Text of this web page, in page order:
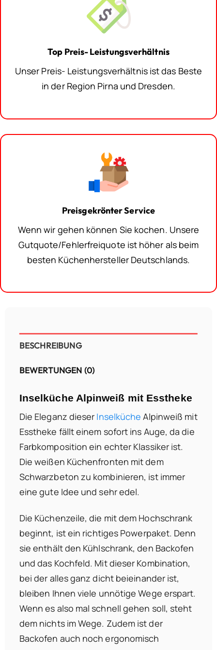
Top Preis- Leistungsverhältnis
Unser Preis- Leistungsverhältnis ist das Beste
in der Region Pirna und Dresden.
Preisgekrönter Service
Wenn wir gehen können Sie kochen. Unsere
Gutquote/Fehlerfreiquote ist höher als beim
besten Küchenhersteller Deutschlands.
BESCHREIBUNG
BEWERTUNGEN (0)
Inselküche Alpinweiß mit Esstheke
Die Eleganz dieser Inselküche Alpinweiß mit
Esstheke fällt einem sofort ins Auge, da die
Farbkomposition ein echter Klassiker ist.
Die weißen Küchenfronten mit dem
Schwarzbeton zu kombinieren, ist immer
eine gute Idee und sehr edel.
Die Küchenzeile, die mit dem Hochschrank
beginnt, ist ein richtiges Powerpaket. Denn
sie enthält den Kühlschrank, den Backofen
und das Kochfeld. Mit dieser Kombination,
bei der alles ganz dicht beieinander ist,
bleiben Ihnen viele unnötige Wege erspart.
Wenn es also mal schnell gehen soll, steht
dem nichts im Wege. Zudem ist der
Backofen auch noch ergonomisch